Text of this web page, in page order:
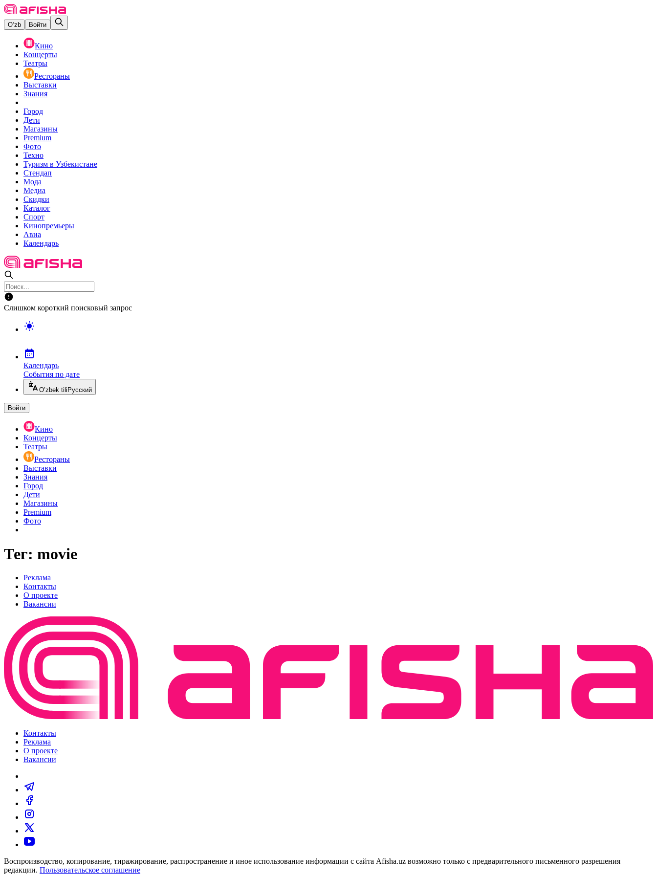
O‘zb Войти
Кино
Концерты
Театры
Рестораны
Выставки
Знания
Город
Дети
Магазины
Premium
Фото
Техно
Туризм в Узбекистане
Стендап
Мода
Медиа
Скидки
Каталог
Спорт
Кинопремьеры
Авиа
Календарь
Слишком короткий поисковый запрос
Календарь
События по дате
O’zbek tili Русский
Войти
Кино
Концерты
Театры
Рестораны
Выставки
Знания
Город
Дети
Магазины
Premium
Фото
Тег: movie
Реклама
Контакты
О проекте
Вакансии
Контакты
Реклама
О проекте
Вакансии
Воспроизводство, копирование, тиражирование, распространение и иное использование информации с сайта Afisha.uz возможно только с предварительного письменного разрешения
редакции. Пользовательское соглашение